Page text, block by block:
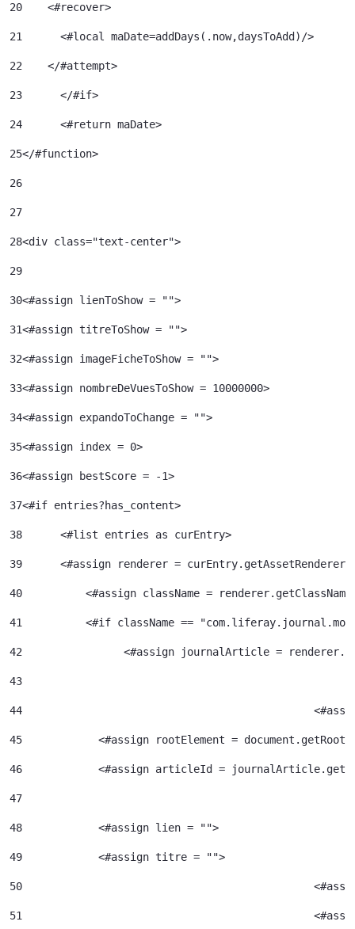
20
    <#recover>
21
      <#local maDate=addDays(.now,daysToAdd)/>
22
    </#attempt>
23
	</#if>
24
	<#return maDate>
25</#function>
26
27
28<div class="text-center">
29
30<#assign lienToShow = "">
31<#assign titreToShow = "">
32
33
34<#assign expandoToChange = "">
35
36<#assign bestScore = -1>
37<#if entries?has_content>
38
	<#list entries as curEntry>
39
<#assign renderer =
40
<#assign className =
41
<#if className ==
42
<#assign journalArticle =
43
44
45
<#assign rootElement =
46
<#assign articleId =
47
48
            <#assign lien = "">
49
            <#assign titre = "">
50
51